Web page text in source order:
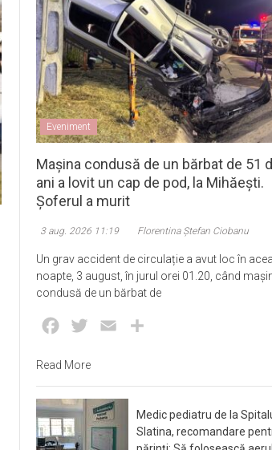
Eveniment
Mașina condusă de un bărbat de 51
ani a lovit un cap de pod, la Mihăești.
Șoferul a murit
3 aug. 2026 11:19 Florentina Ștefan Ciobanu
Un grav accident de circulație a avut loc în
noapte, 3 august, în jurul orei 01.20, când
condusă de un bărbat de
Facebook
Twitter Email
Read More
Medic pediatru de la
Slatina, recomandare